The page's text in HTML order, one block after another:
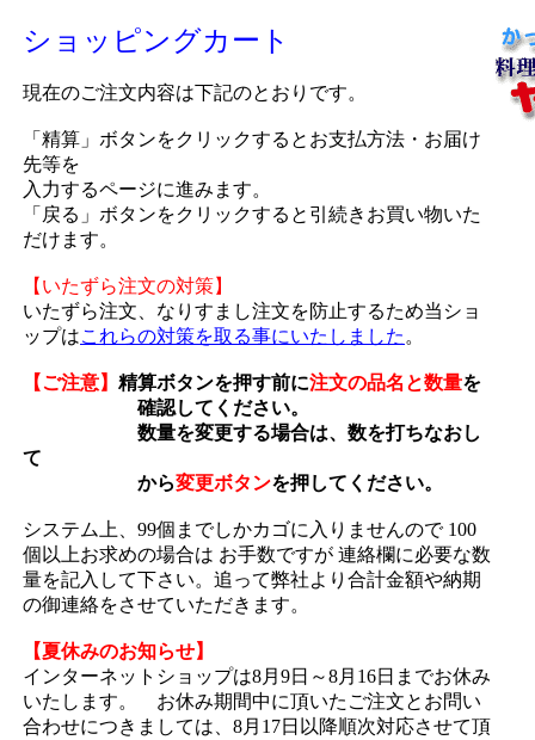
ショッピングカート
現在のご注文内容は下記のとおりです。
「精算」ボタンをクリックするとお支払方法・お届け
先等を
入力するページに進みます。
「戻る」ボタンをクリックすると引続きお買い物いた
だけます。
【いたずら注文の対策】
いたずら注文、なりすまし注文を防止するため当ショ
ップはこれらの対策を取る事にいたしました 。
【ご注意】 精算ボタンを押す前に注文の品名と数量を
確認してください。
数量を変更する場合は、数を打ちなおし
て
から変更ボタンを押してください。
システム上、99個までしかカゴに入りませんので 100
個以上お求めの場合は お手数ですが 連絡欄に必要な数
量を記入して下さい。追って弊社より合計金額や納期
の御連絡をさせていただきます。
【夏休みのお知らせ】
インターネットショップは8月9日～8月16日までお休み
いたします。 お休み期間中に頂いたご注文とお問い
合わせにつきましては、8月17日以降順次対応させて頂